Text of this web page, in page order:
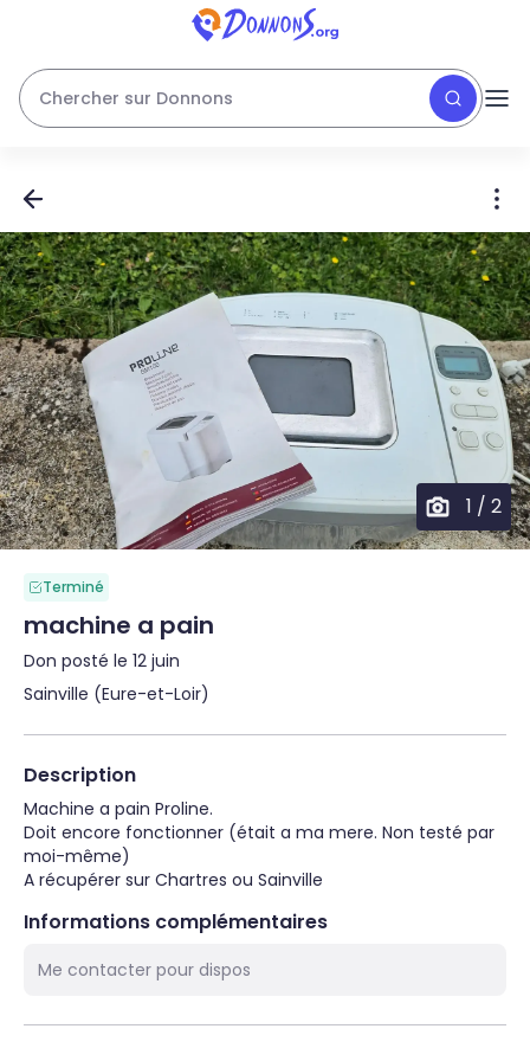
Chercher sur Donnons
1 / 2
Terminé
machine a pain
Don posté le 12 juin
Sainville (Eure-et-Loir)
Description
Machine a pain Proline.
Doit encore fonctionner (était a ma mere. Non testé par
moi-même)
A récupérer sur Chartres ou Sainville
Informations complémentaires
Me contacter pour dispos